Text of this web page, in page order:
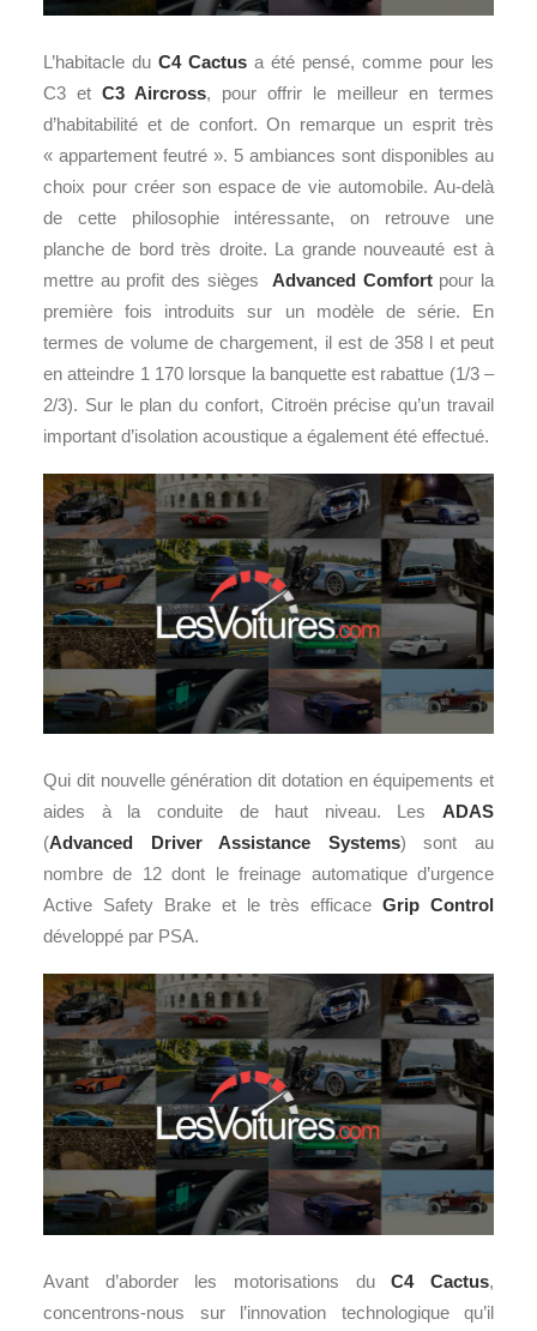
L’habitacle du C4 Cactus a été pensé, comme pour les
C3 et C3 Aircross, pour offrir le meilleur en termes
d’habitabilité et de confort. On remarque un esprit très
« appartement feutré ». 5 ambiances sont disponibles au
choix pour créer son espace de vie automobile. Au-delà
de cette philosophie intéressante, on retrouve une
planche de bord très droite. La grande nouveauté est à
mettre au profit des sièges Advanced Comfortpour la
première fois introduits sur un modèle de série. En
termes de volume de chargement, il est de 358 l et peut
en atteindre 1 170 lorsque la banquette est rabattue (1/3 –
2/3). Sur le plan du confort, Citroën précise qu’un travail
important d’isolation acoustique a également été effectué.
Qui dit nouvelle génération dit dotation en équipements et
aides à la conduite de haut niveau. Les ADAS
(Advanced Driver Assistance Systems) sont au
nombre de 12 dont le freinage automatique d’urgence
Active Safety Brake et le très efficaceGrip Control
développé par PSA.
Avant d’aborder les motorisations duC4 Cactus,
concentrons-nous sur l’innovation technologique qu’il